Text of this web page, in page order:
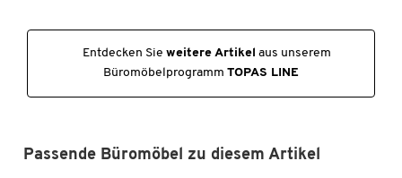
Entdecken Sie weitere Artikel aus unserem
Büromöbelprogramm TOPAS LINE
Passende Büromöbel zu diesem Artikel